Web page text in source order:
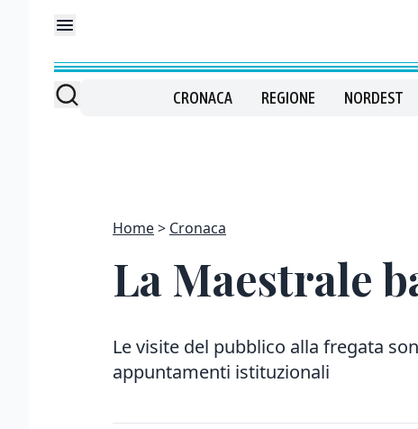
CRONACA REGIONE NORDEST
Home Cronaca
La Maestrale
Le visite del pubblico alla fregata
appuntamenti istituzionali